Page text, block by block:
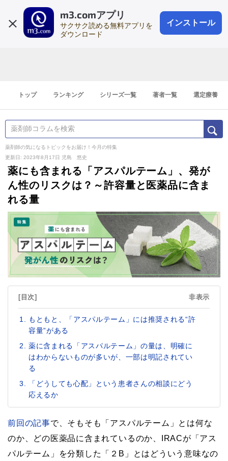
m3.comアプリ
サクサク読める無料アプリを
ダウンロード
インストール
会員登録
登録1分
トップ ランキング シリーズ一覧 著者一覧 選定療養
薬剤師の気になるトピックをお届け！今月の特集
更新日: 2023年8月17日
児島 悠史
薬にも含まれる「アスパルテーム」、発が
ん性のリスクは？～許容量と医薬品に含ま
れる量
[目次] 非表示
もともと、「アスパルテーム」には推奨される“許
容量”がある
薬に含まれる「アスパルテーム」の量は、明確に
はわからないものが多いが、一部は明記されてい
る
「どうしても心配」という患者さんの相談にどう
応えるか
前回の記事で、そもそも「アスパルテーム」とは何な
のか、どの医薬品に含まれているのか、IRACが「アス
パルテーム」を分類した「２B」とはどういう意味なの